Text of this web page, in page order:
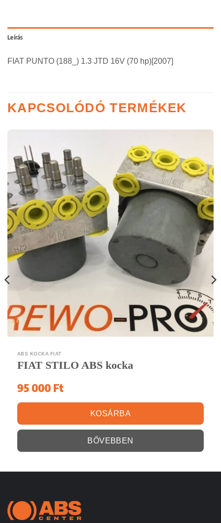
Leírás
FIAT PUNTO (188_) 1.3 JTD 16V (70 hp)[2007]
KAPCSOLÓDÓ TERMÉKEK
ABS KOCKA FIAT
FIAT STILO ABS kocka
95 000 Ft
KOSÁRBA
BŐVEBBEN